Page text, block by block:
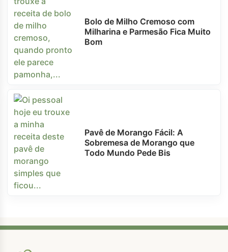
Bolo de Milho Cremoso com
Milharina e Parmesão Fica Muito
Bom
Pavê de Morango Fácil: A
Sobremesa de Morango que
Todo Mundo Pede Bis